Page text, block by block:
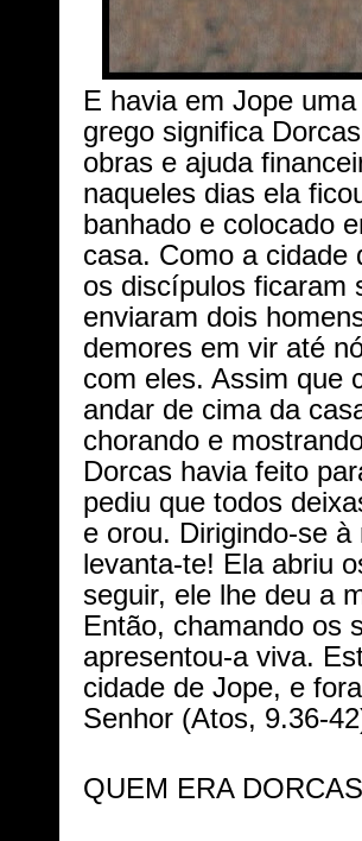
E havia em Jope
grego significa
obras e ajuda
naqueles dias ela
banhado e colocado
casa. Como a cidade
os discípulos ficaram
enviaram dois
demores em vir até
com eles. Assim que
andar de cima da
chorando e
Dorcas havia feito
pediu que todos
e orou. Dirigindo-se
levanta-te! Ela abriu
seguir, ele lhe deu a
Então, chamando os
apresentou-a viva.
cidade de Jope, e
Senhor (Atos, 9.36-
QUEM ERA